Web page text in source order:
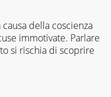
della coscienza
immotivate. Parlare
si rischia di scoprire